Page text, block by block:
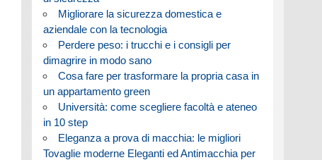
Migliorare la sicurezza domestica e
aziendale con la tecnologia
Perdere peso: i trucchi e i consigli per
dimagrire in modo sano
Cosa fare per trasformare la propria casa in
un appartamento green
Università: come scegliere facoltà e ateneo
in 10 step
Eleganza a prova di macchia: le migliori
Tovaglie moderne Eleganti ed Antimacchia per